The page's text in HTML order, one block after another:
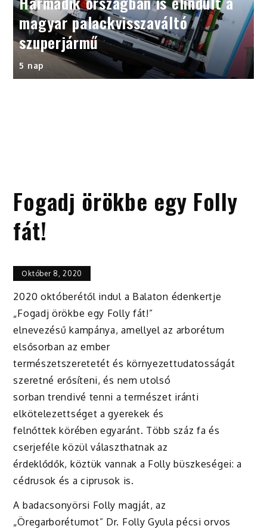
magyar palackvisszaváltó
szuperjármű
5 nap
Fogadj örökbe egy Folly
fát!
Október 8, 2020
2020 októberétől indul a Balaton édenkertje
„Fogadj örökbe egy Folly fát!”
elnevezésű kampánya, amellyel az arborétum
elsősorban az ember
természetszeretetét és környezettudatosságát
szeretné erősíteni, és nem utolsó
sorban trendivé tenni a természet iránti
elkötelezettséget a gyerekek és
felnőttek körében egyaránt. Több száz fa és
cserjeféle közül választhatnak az
érdeklődők, köztük vannak a Folly büszkeségei: a
cédrusok és a ciprusok is.
A badacsonyörsi Folly magját, az
„Öregarborétumot” Dr. Folly Gyula pécsi orvos